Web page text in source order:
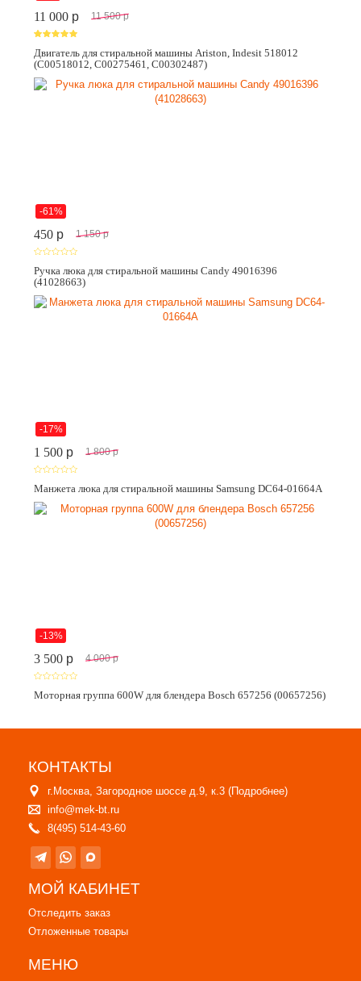
11 000 p 11 500 p
Двигатель для стиральной машины Ariston, Indesit 518012
(C00518012, C00275461, C00302487)
-61%
450 p 1 150 p
Ручка люка для стиральной машины Candy 49016396
(41028663)
-17%
1 500 p 1 800 p
Манжета люка для стиральной машины Samsung DC64-01664A
-13%
3 500 p 4 000 p
Моторная группа 600W для блендера Bosch 657256 (00657256)
КОНТАКТЫ
г.Москва, Загородное шоссе д.9, к.3 (Подробнее)
info@mek-bt.ru
8(495) 514-43-60
МОЙ КАБИНЕТ
Отследить заказ
Отложенные товары
МЕНЮ